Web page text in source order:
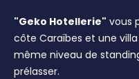
"Geko Hotellerie" vous
côte Caraïbes et une
même niveau de
prélasser.